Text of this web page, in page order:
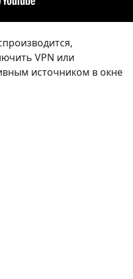
VPN или
источником в окне